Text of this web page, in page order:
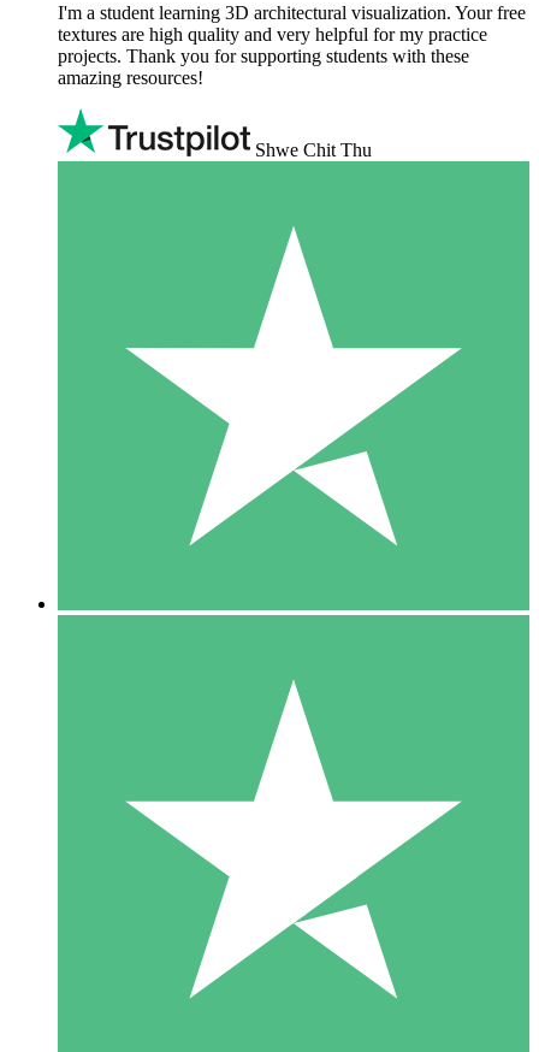
I'm a student learning 3D architectural visualization. Your free
textures are high quality and very helpful for my practice
projects. Thank you for supporting students with these
amazing resources!
Shwe Chit Thu